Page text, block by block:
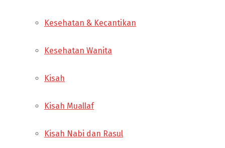
Kesehatan & Kecantikan
Kesehatan Wanita
Kisah
Kisah Muallaf
Kisah Nabi dan Rasul